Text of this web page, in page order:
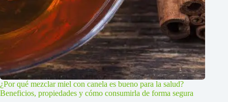
¿Por qué mezclar miel con canela es bueno para la salud?
Beneficios, propiedades y cómo consumirla de forma segura